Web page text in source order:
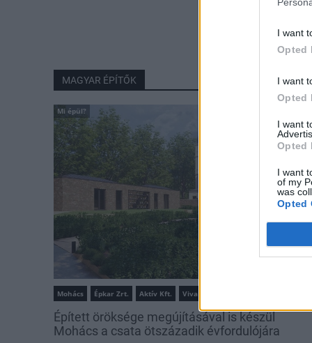
I want
Opted
I want
Opted
I want
Opted
I want
of my
was
Opted
MAGYAR ÉPÍTŐK
Mi épül?
Mohács Épkar Zrt. Aktív Kft. VivaPalazzo Zrt.
Épített öröksége megújításával is készül
Mohács a csata ötszázadik évfordulójára